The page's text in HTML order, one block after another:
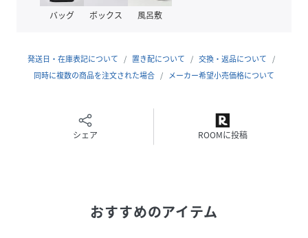
*同素材のジャケット（品番：H1E33742）、パーカ（品番：
だけます。
入れたニューノーマルスタイルを提案するカテゴリーです。
44サイズ：ウエスト90cm前後の方
バッグ ボックス 風呂敷
発送日・在庫表記について 置き配について
交換・返品について
同時に複数の商品を注文された場合
メーカー希望小売価格について
シェア ROOMに投稿
おすすめのアイテム